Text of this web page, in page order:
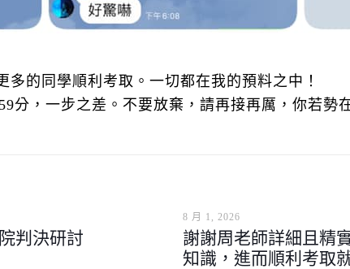
的同學順利考取。一切都在我的預料之中！
分，一步之差。不要放棄，請再接再厲，你若勢
判決研討
8 月 1, 2026
謝謝周老師詳細且精
知識，進而順利考取